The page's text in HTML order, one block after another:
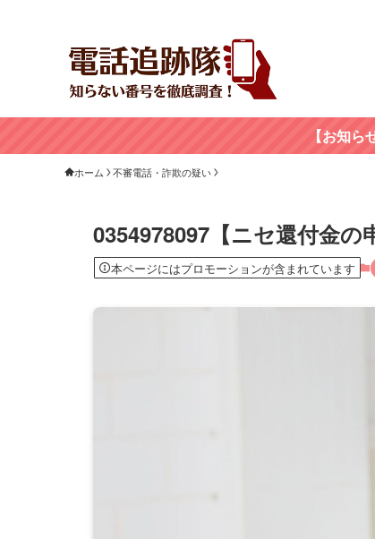
【お知
ホーム 不審電話・詐欺の疑い
0354978097【ニセ還付金の
本ページにはプロモーションが含まれています